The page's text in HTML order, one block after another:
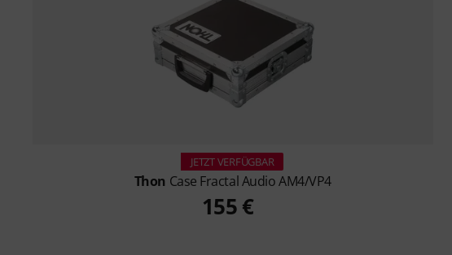
JETZT VERFÜGBAR
Thon Case Fractal Audio AM4/VP4
155 €